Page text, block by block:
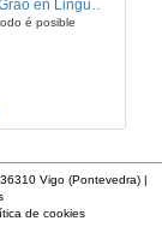
é posible
Vigo (Pontevedra) |
de cookies